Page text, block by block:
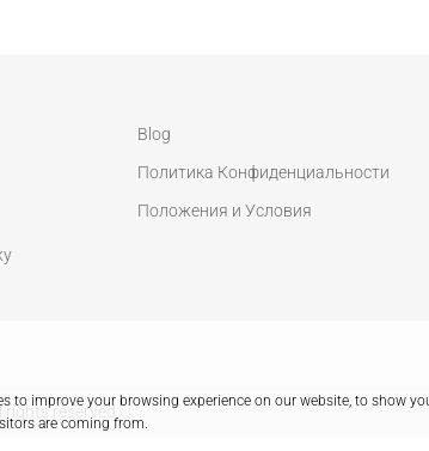
Blog
Политика Конфиденциальности
Положения и Условия
rights reserved
to improve your browsing experience on our website, to show
are coming from.